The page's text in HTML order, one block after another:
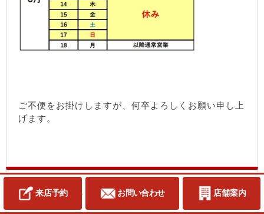
来店予約 お問い合わせ 店舗案内
ご不便をお掛けしますが、何卒よろしくお願い申し上
げます。
花ブロック